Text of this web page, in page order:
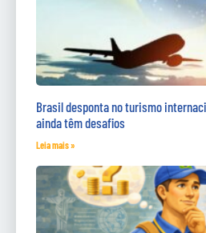
Brasil desponta no turismo
ainda têm desafios
Leia mais »